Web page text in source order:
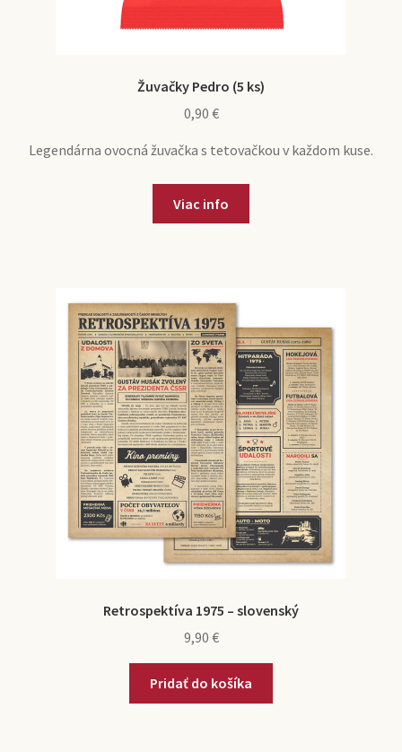
Žuvačky Pedro (5 ks)
0,90 €
Legendárna ovocná žuvačka s tetovačkou v každom kuse.
Viac info
Retrospektíva 1975 – slovenský
9,90 €
Pridať do košíka